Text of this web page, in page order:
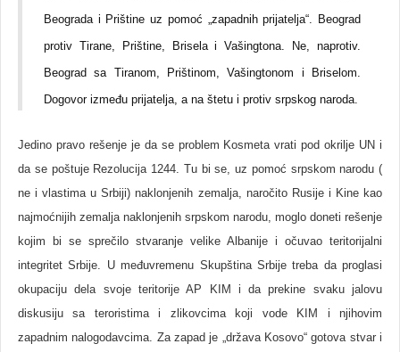
Beograda i Prištine uz pomoć „zapadnih prijatelja“. Beograd
protiv Tirane, Prištine, Brisela i Vašingtona. Ne, naprotiv.
Beograd sa Tiranom, Prištinom, Vašingtonom i Briselom.
Dogovor između prijatelja, a na štetu i protiv srpskog naroda.
Jedino pravo rešenje je da se problem Kosmeta vrati pod okrilje UN i
da se poštuje Rezolucija 1244. Tu bi se, uz pomoć srpskom narodu (
ne i vlastima u Srbiji) naklonjenih zemalja, naročito Rusije i Kine kao
najmoćnijih zemalja naklonjenih srpskom narodu, moglo doneti rešenje
kojim bi se sprečilo stvaranje velike Albanije i očuvao teritorijalni
integritet Srbije. U međuvremenu Skupština Srbije treba da proglasi
okupaciju dela svoje teritorije AP KIM i da prekine svaku jalovu
diskusiju sa teroristima i zlikovcima koji vode KIM i njihovim
zapadnim nalogodavcima. Za zapad je „država Kosovo“ gotova stvar i